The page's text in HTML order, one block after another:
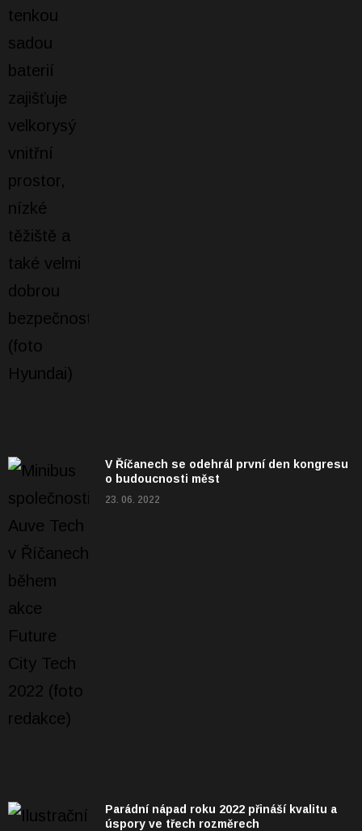
V Říčanech se odehrál první den kongresu
o budoucnosti měst
23. 06. 2022
Parádní nápad roku 2022 přináší kvalitu a
úspory ve třech rozměrech